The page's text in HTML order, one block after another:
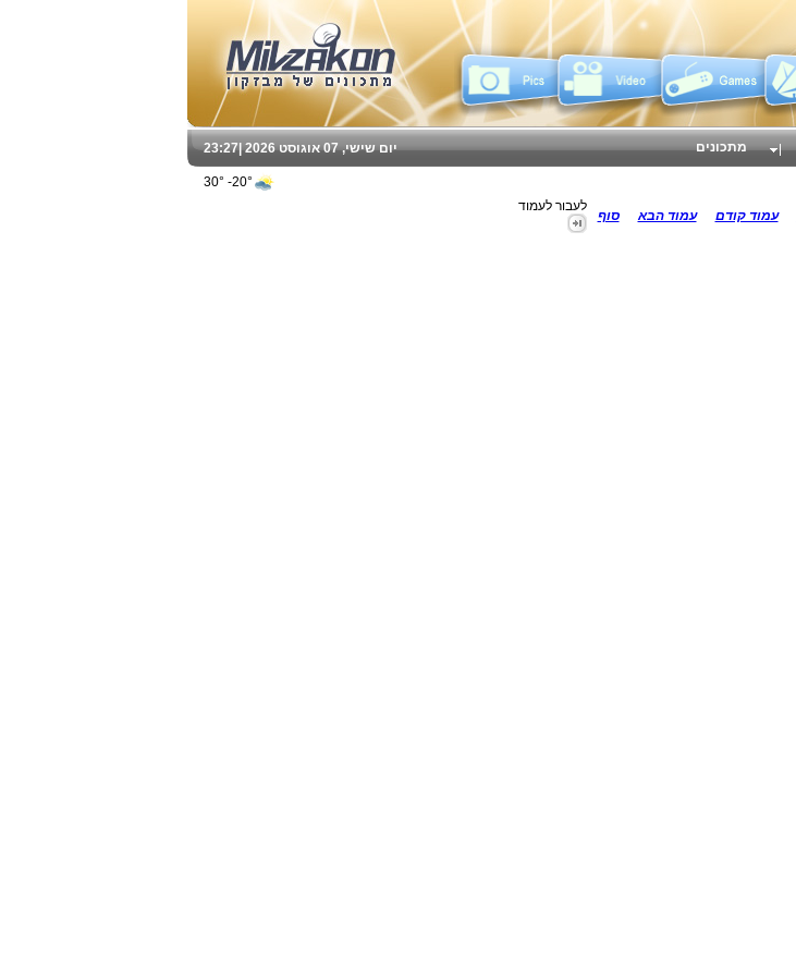
עמוד קודם עמוד הבא סוף
לעבור לעמוד
23:27 יום שישי, 07 אוגוסט 2026 | מתכונים
20°- 30°